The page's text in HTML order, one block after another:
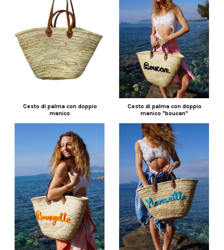
Cesto di palma con doppio
manico
Cesto di palma con doppio
manico "boucan"